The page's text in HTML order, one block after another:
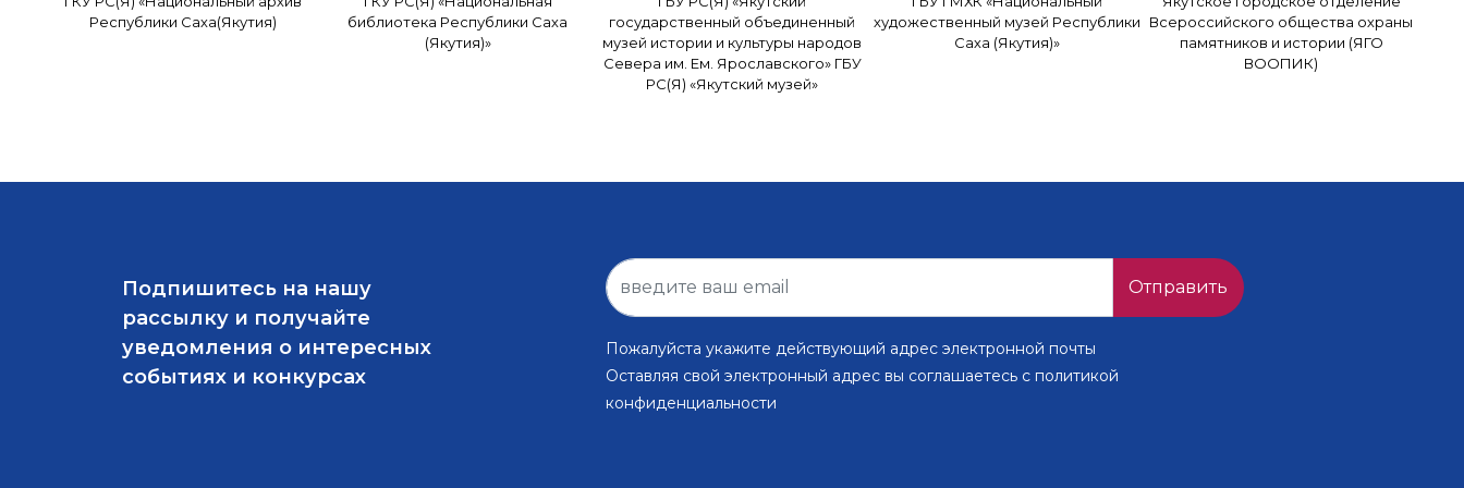
Республики Саха(Якутия)
библиотека Республики Саха
(Якутия)»
государственный объединенный
музей истории и культуры народов
Севера им. Ем. Ярославского» ГБУ
РС(Я) «Якутский музей»
художественный музей Республики
Саха (Якутия)»
Всероссийского общества охраны
памятников и истории (ЯГО
ВООПИК)
Подпишитесь на нашу
рассылку и получайте
уведомления о интересных
событиях и конкурсах
Отправить
Пожалуйста укажите действующий адрес электронной почты
Оставляя свой электронный адрес вы соглашаетесь с политикой
конфиденциальности